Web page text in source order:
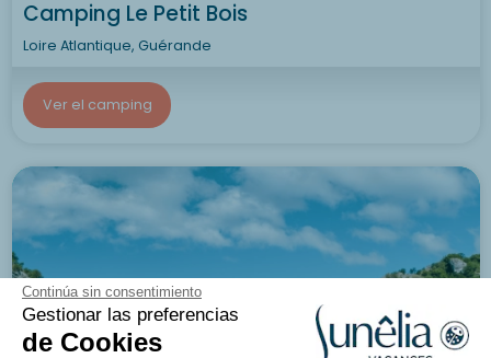
Continúa sin consentimiento
Gestionar las preferencias
de Cookies
8.6/10 625 opiniones
Camping Le Petit Bois
Loire Atlantique, Guérande
Ver el camping